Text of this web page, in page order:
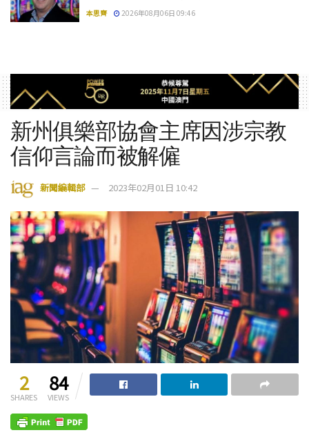
本思齊 2026年08月06日 09:46
新州俱樂部協會主席因涉宗教
信仰言論而被解僱
新聞編輯部 2023年02月01日 10:42
2
SHARES
84
VIEWS